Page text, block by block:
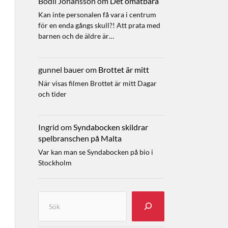
Kan inte personalen få vara i centrum
för en enda gångs skull?! Att prata med
barnen och de äldre är…
gunnel bauerom Brottet är mitt
När visas filmen Brottet är mitt Dagar
och tider
Ingrid omSyndabocken skildrar
spelbranschen på Malta
Var kan man se Syndabocken på bio i
Stockholm